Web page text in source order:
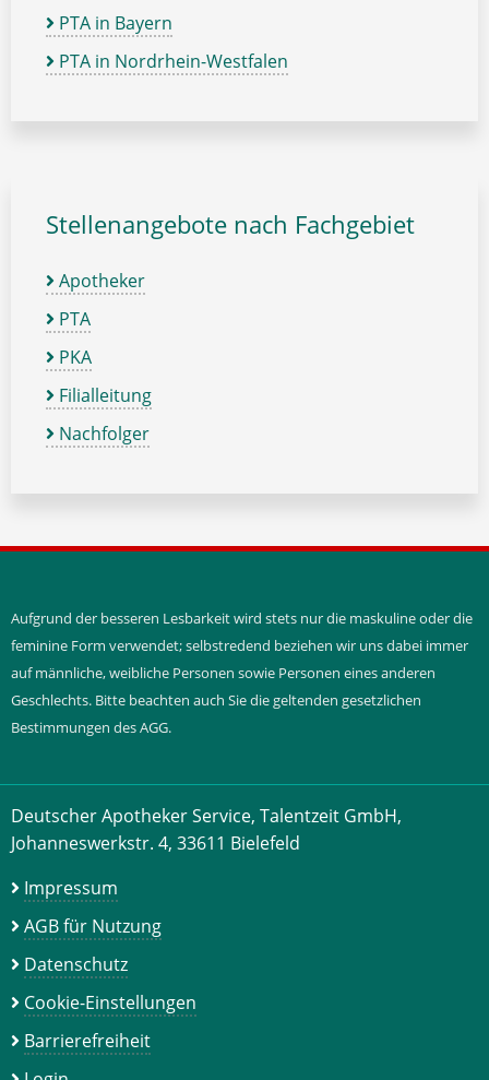
PTA in Bayern
PTA in Nordrhein-Westfalen
Stellenangebote nach Fachgebiet
Apotheker
PTA
PKA
Filialleitung
Nachfolger
Aufgrund der besseren Lesbarkeit wird stets nur die maskuline oder die
feminine Form verwendet; selbstredend beziehen wir uns dabei immer
auf männliche, weibliche Personen sowie Personen eines anderen
Geschlechts. Bitte beachten auch Sie die geltenden gesetzlichen
Bestimmungen des AGG.
Deutscher Apotheker Service, Talentzeit GmbH,
Johanneswerkstr. 4, 33611 Bielefeld
Impressum
AGB für Nutzung
Datenschutz
Cookie-Einstellungen
Barrierefreiheit